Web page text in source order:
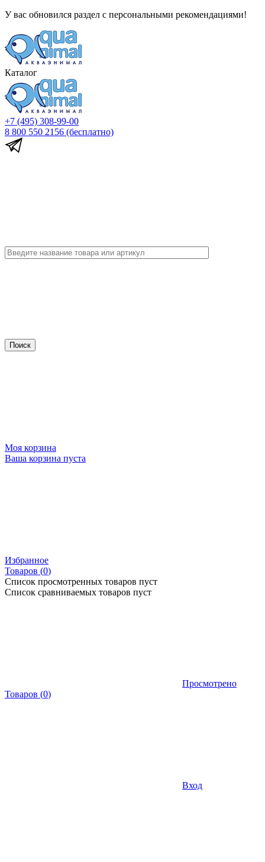
У вас обновился раздел с персональными рекомендациями!
Каталог
+7 (495) 308-99-00
8 800 550 2156 (бесплатно)
Моя корзина
Ваша корзина пуста
Избранное
Товаров (0)
Список просмотренных товаров пуст
Список сравниваемых товаров пуст
Просмотрено
Товаров (0)
Вход